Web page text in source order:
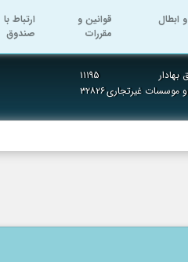
ابطال
قوانین و
مقررات
ارتباط با
صندوق
۱۱۱۹۵
موسسات غیرتجاری۳۲۸۲۶